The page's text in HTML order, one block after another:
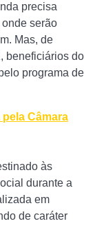
precisa
serão
Mas, de
beneficiários do
programa de
Câmara
às
durante a
em
de caráter